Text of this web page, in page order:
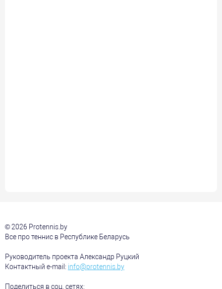
© 2026 Protennis.by
Все про теннис в Республике Беларусь
Руководитель проекта Александр Руцкий
Контактный e-mail: info@protennis.by
Поделиться в соц. сетях: